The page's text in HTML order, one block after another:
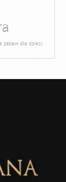
zabaw dla dzieci